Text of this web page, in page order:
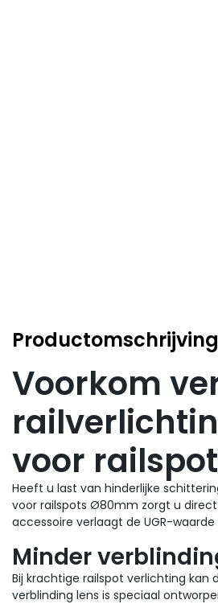
Productomschrijving
Voorkom
voor
Heeft u last van hinderlijke
voor railspots Ø80mm zorgt u
accessoire verlaagt de UGR-
Minder
Bij krachtige railspot verlichting kan
verblinding lens is speciaal